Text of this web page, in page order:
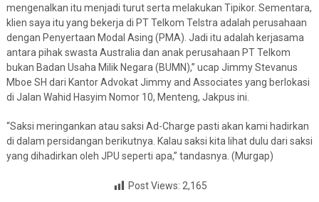
mengenalkan itu menjadi turut serta melakukan Tipikor. Sementara,
klien saya itu yang bekerja di PT Telkom Telstra adalah perusahaan
dengan Penyertaan Modal Asing (PMA). Jadi itu adalah kerjasama
antara pihak swasta Australia dan anak perusahaan PT Telkom
bukan Badan Usaha Milik Negara (BUMN),” ucap Jimmy Stevanus
Mboe SH dari Kantor Advokat Jimmy and Associates yang berlokasi
di Jalan Wahid Hasyim Nomor 10, Menteng, Jakpus ini.
“Saksi meringankan atau saksi Ad-Charge pasti akan kami hadirkan
di dalam persidangan berikutnya. Kalau saksi kita lihat dulu dari saksi
yang dihadirkan oleh JPU seperti apa,” tandasnya. (Murgap)
Post Views: 2,165